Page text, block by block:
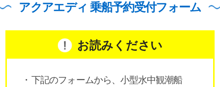
アクアエディ 乗船予約受付フォーム
お読みください
下記のフォームから、小型水中観潮船